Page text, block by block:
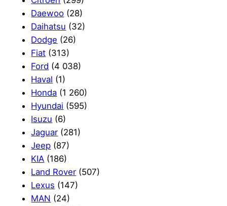
Daewoo (28)
Daihatsu (32)
Dodge (26)
Fiat (313)
Ford (4 038)
Haval (1)
Honda (1 260)
Hyundai (595)
Isuzu (6)
Jaguar (281)
Jeep (87)
KIA (186)
Land Rover (507)
Lexus (147)
MAN (24)